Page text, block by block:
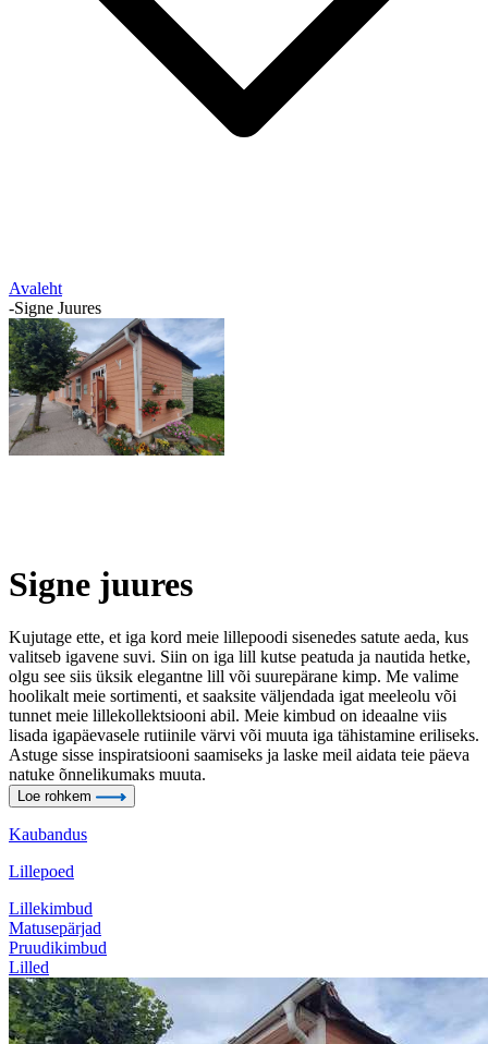
Avaleht
-Signe Juures
Signe juures
Kujutage ette, et iga kord meie lillepoodi sisenedes satute aeda, kus
valitseb igavene suvi. Siin on iga lill kutse peatuda ja nautida hetke,
olgu see siis üksik elegantne lill või suurepärane kimp. Me valime
hoolikalt meie sortimenti, et saaksite väljendada igat meeleolu või
tunnet meie lillekollektsiooni abil. Meie kimbud on ideaalne viis
lisada igapäevasele rutiinile värvi või muuta iga tähistamine eriliseks.
Astuge sisse inspiratsiooni saamiseks ja laske meil aidata teie päeva
natuke õnnelikumaks muuta.
Loe rohkem
Kaubandus
Lillepoed
Lillekimbud
Matusepärjad
Pruudikimbud
Lilled